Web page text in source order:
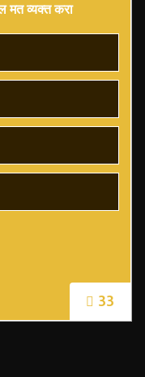
33
मत व्यक्त करा